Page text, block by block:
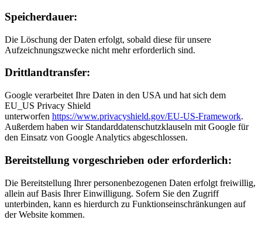
Speicherdauer:
Die Löschung der Daten erfolgt, sobald diese für unsere
Aufzeichnungszwecke nicht mehr erforderlich sind.
Drittlandtransfer:
Google verarbeitet Ihre Daten in den USA und hat sich dem
EU_US Privacy Shield
unterworfen https://www.privacyshield.gov/EU-US-Framework.
Außerdem haben wir Standarddatenschutzklauseln mit Google für
den Einsatz von Google Analytics abgeschlossen.
Bereitstellung vorgeschrieben oder erforderlich:
Die Bereitstellung Ihrer personenbezogenen Daten erfolgt freiwillig,
allein auf Basis Ihrer Einwilligung. Sofern Sie den Zugriff
unterbinden, kann es hierdurch zu Funktionseinschränkungen auf
der Website kommen.